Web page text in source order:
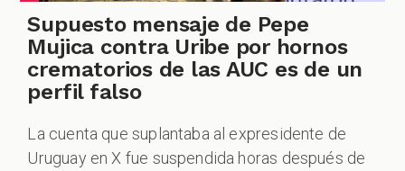
Supuesto mensaje de Pepe
Mujica contra Uribe por hornos
crematorios de las AUC es de un
perfil falso
La cuenta que suplantaba al expresidente de
Uruguay en X fue suspendida horas después de